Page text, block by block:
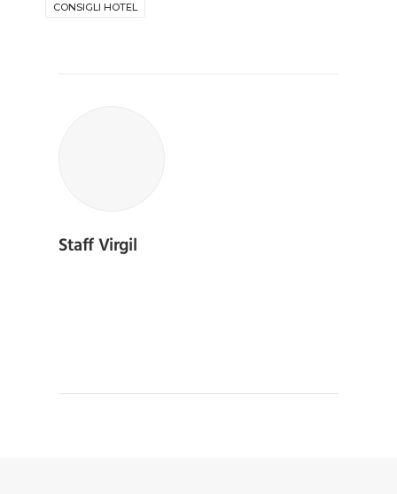
CONSIGLI HOTEL
Staff Virgil